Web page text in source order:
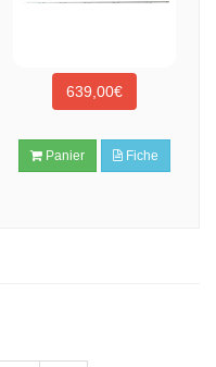
639,00€
Panier Fiche